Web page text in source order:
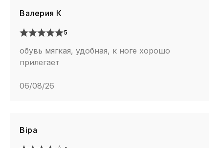
Валерия К
5
обувь мягкая, удобная, к ноге хорошо
прилегает
06/08/26
Віра